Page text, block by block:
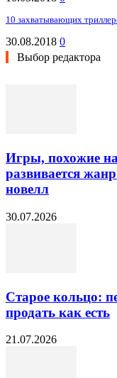
10 захватывающих
30.08.2018 0
Выбор редактора
Игры, похожие
развивается
новелл
30.07.2026
Старое кольцо:
продать как есть
21.07.2026